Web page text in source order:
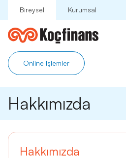
Bireysel Kurumsal
Online İşlemler
Hakkımızda
Hakkımızda